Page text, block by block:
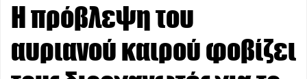
Η πρόβλεψη του
αυριανού καιρού φοβίζει